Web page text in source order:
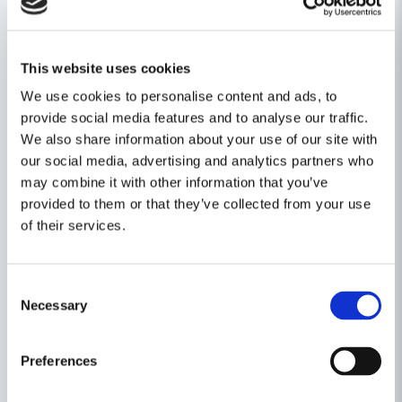
This website uses cookies
We use cookies to personalise content and ads, to
provide social media features and to analyse our traffic.
We also share information about your use of our site with
our social media, advertising and analytics partners who
may combine it with other information that you’ve
provided to them or that they’ve collected from your use
of their services.
Selection
Necessary
Preferences
Egenskaper
Produkttyp Universalkniv
Ställ en produktfråga
question
Fråga oss något om denna produkten...
email
Relaterade kategorier
Knivar & Multiverktyg
Handverktyg